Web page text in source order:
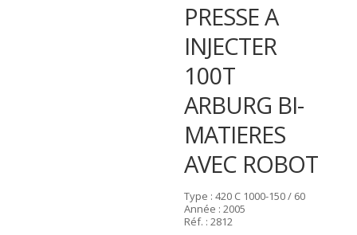
PRESSE A
INJECTER
100T
ARBURG BI-
MATIERES
AVEC ROBOT
Type : 420 C 1000-150 / 60
Année : 2005
Réf. : 2812